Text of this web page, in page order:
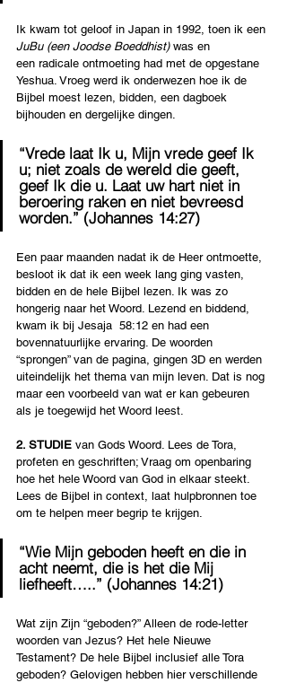
Ik kwam tot geloof in Japan in 1992, toen ik een
JuBu (een Joodse Boeddhist) was en
een radicale ontmoeting had met de opgestane
Yeshua. Vroeg werd ik onderwezen hoe ik de
Bijbel moest lezen, bidden, een dagboek
bijhouden en dergelijke dingen.
“Vrede laat Ik u, Mijn vrede geef Ik
u; niet zoals de wereld die geeft,
geef Ik die u. Laat uw hart niet in
beroering raken en niet bevreesd
worden.” (Johannes 14:27)
Een paar maanden nadat ik de Heer ontmoette,
besloot ik dat ik een week lang ging vasten,
bidden en de hele Bijbel lezen. Ik was zo
hongerig naar het Woord. Lezend en biddend,
kwam ik bij Jesaja  58:12 en had een
bovennatuurlijke ervaring. De woorden
“sprongen” van de pagina, gingen 3D en werden
uiteindelijk het thema van mijn leven. Dat is nog
maar een voorbeeld van wat er kan gebeuren
als je toegewijd het Woord leest.
2. STUDIE van Gods Woord. Lees de Tora,
profeten en geschriften; Vraag om openbaring
hoe het hele Woord van God in elkaar steekt.
Lees de Bijbel in context, laat hulpbronnen toe
om te helpen meer begrip te krijgen.
“Wie Mijn geboden heeft en die in
acht neemt, die is het die Mij
liefheeft…..” (Johannes 14:21)
Wat zijn Zijn “geboden?” Alleen de rode-letter
woorden van Jezus? Het hele Nieuwe
Testament? De hele Bijbel inclusief alle Tora
geboden? Gelovigen hebben hier verschillende